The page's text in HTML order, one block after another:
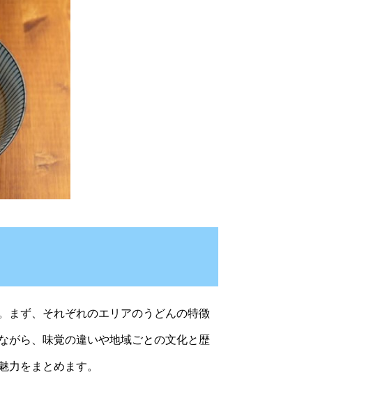
まず、それぞれのエリアのうどんの特徴
がら、味覚の違いや地域ごとの文化と歴
力をまとめます。